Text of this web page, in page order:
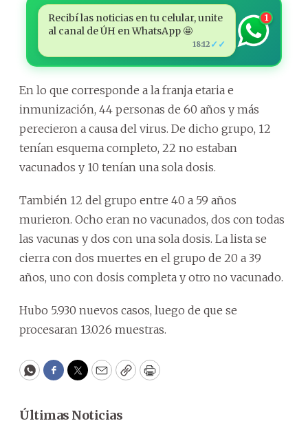
Recibí las noticias en tu celular, unite
al canal de ÚH en WhatsApp 🤩
18:12 ✓✓
1
En lo que corresponde a la franja etaria e
inmunización, 44 personas de 60 años y más
perecieron a causa del virus. De dicho grupo, 12
tenían esquema completo, 22 no estaban
vacunados y 10 tenían una sola dosis.
También 12 del grupo entre 40 a 59 años
murieron. Ocho eran no vacunados, dos con todas
las vacunas y dos con una sola dosis. La lista se
cierra con dos muertes en el grupo de 20 a 39
años, uno con dosis completa y otro no vacunado.
Hubo 5.930 nuevos casos, luego de que se
procesaran 13.026 muestras.
WhatsApp
Facebook
Twitter
EmailCopyPrint
Últimas Noticias